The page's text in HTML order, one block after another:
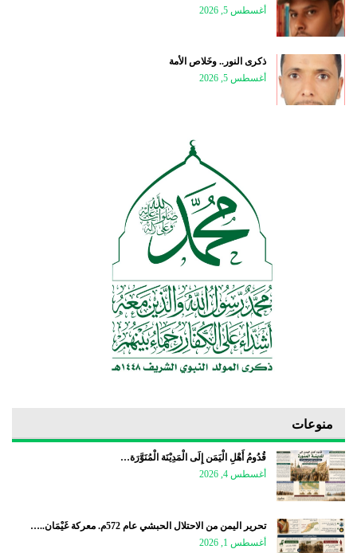
أغسطس 5, 2026
ذكرى النور.. وخَلاص الأمة
أغسطس 5, 2026
منوعات
قُدُومُ أَهْلِ الْيَمَن إِلَى الْمَدِيْنَة الْمُنَوَّرَة…
أغسطس 4, 2026
تحرير اليمن من الاحتلال الحبشي عام 572م. معركة غَيْمَان..…
أغسطس 1, 2026